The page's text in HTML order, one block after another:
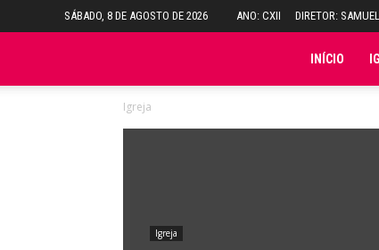
SÁBADO, 8 DE AGOSTO DE 2026 ANO: CXII DIRETOR:
INÍCIO
Igreja
Igreja